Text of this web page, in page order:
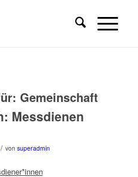
Gemeinschaft
Messdienen
/ von superadmin